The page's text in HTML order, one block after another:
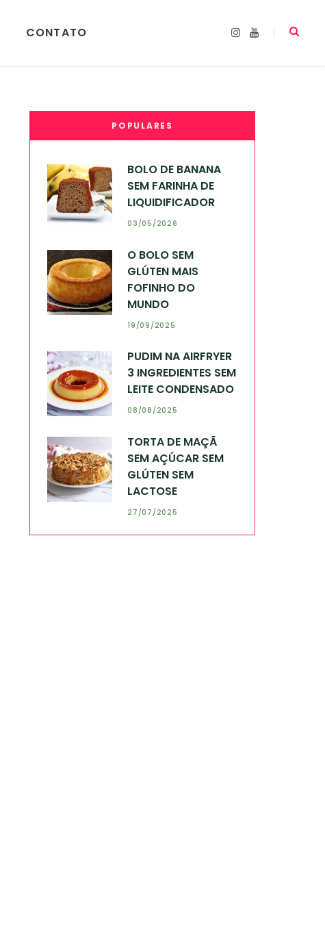
CONTATO
I
m
Y
POPULARES
BOLO DE BANANA
SEM FARINHA DE
LIQUIDIFICADOR
03/05/2026
O BOLO SEM
GLÚTEN MAIS
FOFINHO DO
MUNDO
19/09/2025
PUDIM NA AIRFRYER
3 INGREDIENTES SEM
LEITE CONDENSADO
08/08/2025
TORTA DE MAÇÃ
SEM AÇÚCAR SEM
GLÚTEN SEM
LACTOSE
27/07/2025